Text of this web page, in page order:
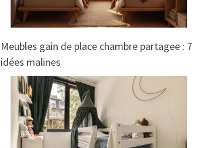
Meubles gain de place chambre partagee : 7
idées malines